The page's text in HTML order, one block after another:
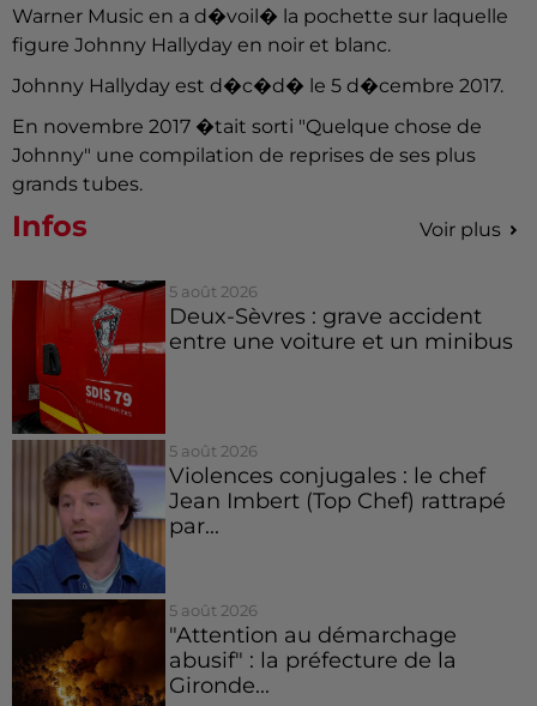
Warner Music en a d�voil� la pochette sur laquelle
figure Johnny Hallyday en noir et blanc.
Johnny Hallyday est d�c�d� le 5 d�cembre 2017.
En novembre 2017 �tait sorti "Quelque chose de
Johnny" une compilation de reprises de ses plus
grands tubes.
Infos Voir plus
5 août 2026
Deux-Sèvres : grave accident
entre une voiture et un minibus
5 août 2026
Violences conjugales : le chef
Jean Imbert (Top Chef) rattrapé
par...
5 août 2026
"Attention au démarchage
abusif" : la préfecture de la
Gironde...